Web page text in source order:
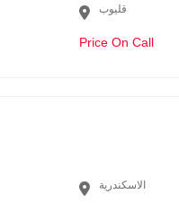
قليوب
Price On Call
الاسكندرية